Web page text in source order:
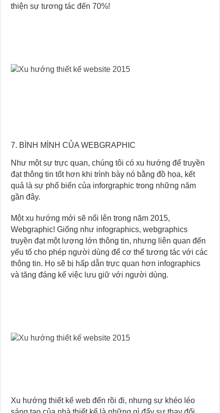
thiện sự tương tác đến 70%!
7. BÌNH MÌNH CỦA WEBGRAPHIC
Như một sự trực quan, chúng tôi có xu hướng để truyền
đạt thông tin tốt hơn khi trình bày nó bằng đồ họa, kết
quả là sự phổ biến của inforgraphic trong những năm
gần đây.
Một xu hướng mới sẽ nổi lên trong năm 2015,
Webgraphic! Giống như infographics, webgraphics
truyền đạt một lượng lớn thông tin, nhưng liên quan đến
yếu tố cho phép người dùng để cơ thể tương tác với các
thông tin. Họ sẽ bị hấp dẫn trực quan hơn infographics
và tăng đáng kể việc lưu giữ với người dùng.
Xu hướng thiết kế web đến rồi đi, nhưng sự khéo léo